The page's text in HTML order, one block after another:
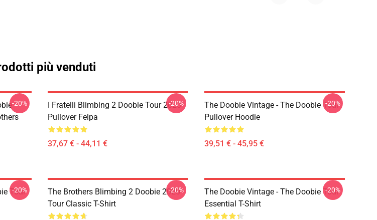
più venduti
-20%
I Fratelli Blimbing 2 Doobie Tour 2020
Pullover Felpa
37,67 € - 44,11 €
-20%
The Doobie Vintage - The Doobie Tour
Pullover Hoodie
39,51 € - 45,95 €
-20%
Tour
-20%
The Brothers Blimbing 2 Doobie 2020
Tour Classic T-Shirt
-20%
The Doobie Vintage - The Doobie Tour
Essential T-Shirt
-20%